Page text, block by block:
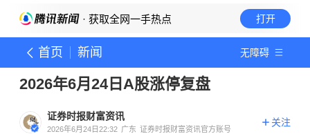
· 获取全网一手热点 打开
首页 新闻 无障碍
2026年6月24日A股涨停复盘
证券时报财富资讯
2026年6月24日22:32 广东 证券时报财富资讯官方账号
关注